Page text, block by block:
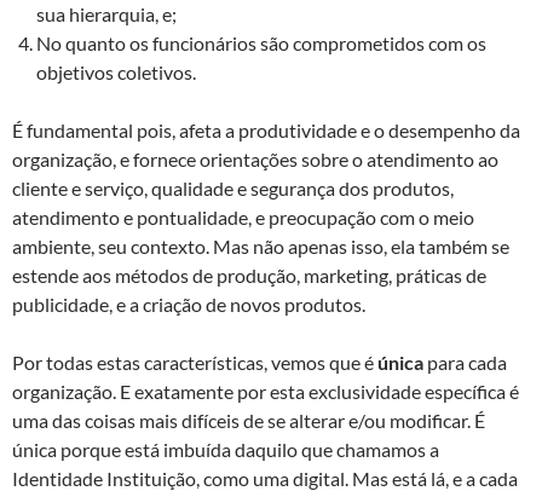
sua hierarquia, e;
No quanto os funcionários são comprometidos com os
objetivos coletivos.
É fundamental pois, afeta a produtividade e o desempenho da
organização, e fornece orientações sobre o atendimento ao
cliente e serviço, qualidade e segurança dos produtos,
atendimento e pontualidade, e preocupação com o meio
ambiente, seu contexto. Mas não apenas isso, ela também se
estende aos métodos de produção, marketing, práticas de
publicidade, e a criação de novos produtos.
Por todas estas características, vemos que éúnica para cada
organização. E exatamente por esta exclusividade específica é
uma das coisas mais difíceis de se alterar e/ou modificar. É
única porque está imbuída daquilo que chamamos a
Identidade Instituição, como uma digital. Mas está lá, e a cada